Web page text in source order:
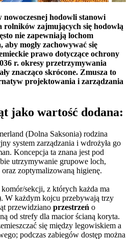
nowoczesnej hodowli stanowi
rolników zajmujących się hodowlą
nie zapewniają lochom
aby mogły zachowywać się
prawo dotyczące ochrony
r. okresy przetrzymywania
znacząco skrócone. Zmusza to
projektowania i zarządzania
jako wartość dodana:
(Dolna Saksonia) rodzina
system zarządzania i wdrożyła go
Koncepcja ta znana jest pod
utrzymywanie grupowe loch,
zoptymalizowaną higienę.
sekcji, z których każda ma
W każdym kojcu przebywają trzy
przewidziano przestrzeń o
od strefy dla macior ścianą koryta.
się między legowiskiem a
podczas zabiegów dostęp można